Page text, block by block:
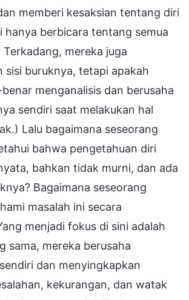
memberi kesaksian tentang diri
hanya berbicara tentang semua
Terkadang, mereka juga
sisi buruknya, tetapi apakah
menganalisis dan berusaha
sendiri saat melakukan hal
Lalu bagaimana seseorang
bahwa pengetahuan diri
bahkan tidak murni, dan ada
Bagaimana seseorang
masalah ini secara
menjadi fokus di sini adalah
sama, mereka berusaha
dan menyingkapkan
kekurangan, dan watak